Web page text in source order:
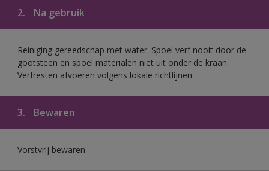
2. Na gebruik
Reiniging gereedschap met water. Spoel verf nooit door de
gootsteen en spoel materialen niet uit onder de kraan.
Verfresten afvoeren volgens lokale richtlijnen.
3. Bewaren
Vorstvrij bewaren